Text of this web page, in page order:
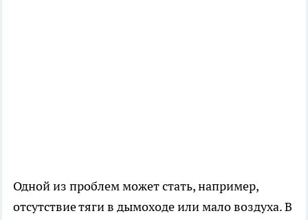
Одной из проблем может стать, например,
отсутствие тяги в дымоходе или мало воздуха. В